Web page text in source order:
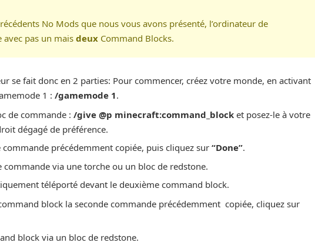
No Mods que nous vous avons présenté, l’ordinateur de
avec pas un maisdeux Command Blocks.
se fait donc en 2 parties: Pour commencer, créez votre monde, en activant
1 :/gamemode 1.
de commande :/give @p minecraft:command_block et posez-le à votre
dégagé de préférence.
commande précédemment copiée, puis cliquez sur“Done”.
commande via une torche ou un bloc de redstone.
téléporté devant le deuxième command block.
block la seconde commande précédemment copiée, cliquez sur
block via un bloc de redstone.